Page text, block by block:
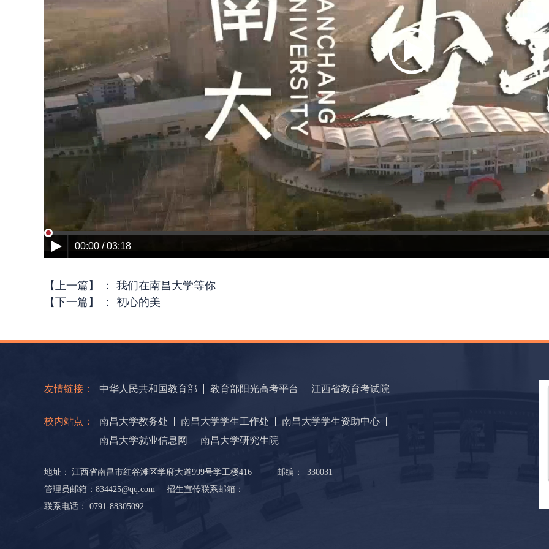
00:00 / 03:18
【上一篇】 ： 我们在南昌大学等你
【下一篇】
： 初心的美
友情链接： 中华人民共和国教育部 教育部阳光高考平台 江西省教育考试院
校内站点： 南昌大学教务处 南昌大学学生工作处
南昌大学学生资助中心
南昌大学就业信息网
南昌大学研究生院
地址： 江西省南昌市红谷滩区学府大道999号学工楼416 邮编：
330031
管理员邮箱：834425@qq.com
招生宣传联系邮箱：
联系电话： 0791-88305092